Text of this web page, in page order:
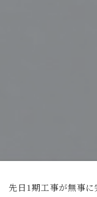
先日1期工事が無事に